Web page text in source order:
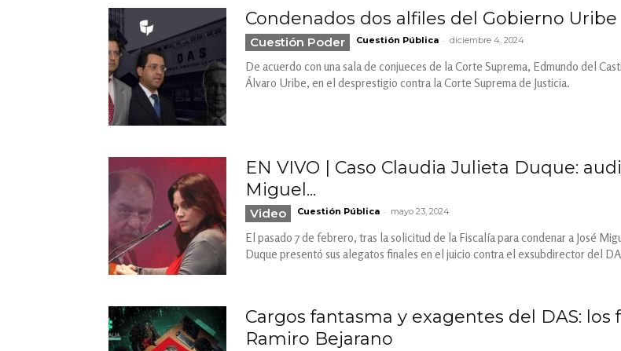
Condenados dos alfiles del Gobierno Uribe
Cuestión Poder Cuestión Pública - diciembre 4, 2024
De acuerdo con una sala de conjueces de la Corte Suprema, Edmundo del
Álvaro Uribe, en el desprestigio contra la Corte Suprema de Justicia.
EN VIVO | Caso Claudia Julieta Duque:
Miguel...
Video Cuestión Pública - mayo 23, 2024
El pasado 7 de febrero, tras la solicitud de la Fiscalía para condenar a José
Duque presentó sus alegatos finales en el juicio contra el exsubdirector del
Cargos fantasma y exagentes del DAS:
Ramiro Bejarano